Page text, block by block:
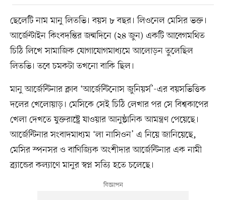
ছেলেটি নাম মানু লিতভি। বয়স ৮ বছর। লিওনেল মেসির ভক্ত।
আর্জেন্টাইন কিংবদন্তির জন্মদিনে (২৪ জুন) একটি আবেগমথিত
চিঠি লিখে সামাজিক যোগাযোগমাধ্যমে আলোড়ন তুলেছিল
লিতভি। তবে চমকটা তখনো বাকি ছিল।
মানু আর্জেন্টিনার ক্লাব ‘আর্জেন্টিনোস জুনিয়র্স’-এর বয়সভিত্তিক
দলের খেলোয়াড়। মেসিকে সেই চিঠি লেখার পর সে বিশ্বকাপের
খেলা দেখতে যুক্তরাষ্ট্রে যাওয়ার আনুষ্ঠানিক আমন্ত্রণ পেয়েছে।
আর্জেন্টিনার সংবাদমাধ্যম ‘লা নাসিওন’ এ নিয়ে জানিয়েছে,
মেসির স্পনসর ও বাণিজ্যিক অংশীদার আর্জেন্টিনার এক নামী
ব্র্যান্ডের কল্যাণে মানুর স্বপ্ন সত্যি হতে চলেছে।